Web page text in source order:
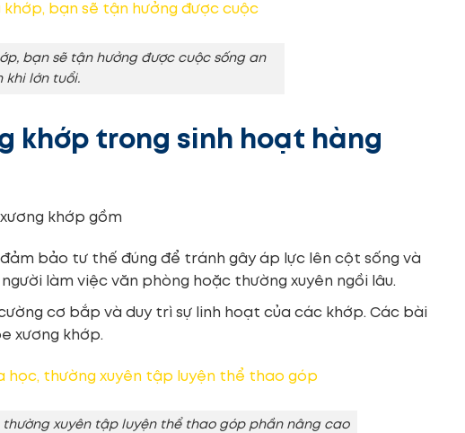
bạn sẽ tận hưởng được cuộc sống an
khi lớn tuổi.
khớp trong sinh hoạt hàng
khớp gồm
đảm bảo tư thế đúng để tránh gây áp lực lên cột sống và
làm việc văn phòng hoặc thường xuyên ngồi lâu.
cơ bắp và duy trì sự linh hoạt của các khớp. Các bài
xương khớp.
xuyên tập luyện thể thao góp phần nâng cao